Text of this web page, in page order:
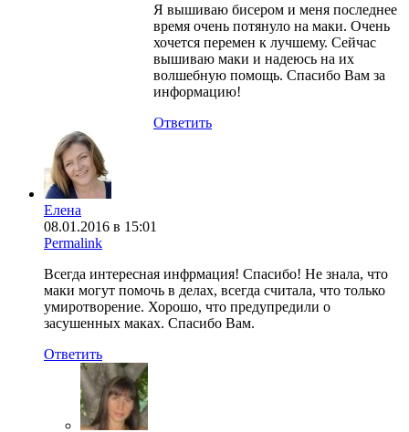
Я вышиваю бисером и меня последнее
время очень потянуло на маки. Очень
хочется перемен к лучшему. Сейчас
вышиваю маки и надеюсь на их
волшебную помощь. Спасибо Вам за
информацию!
Ответить
Елена
08.01.2016 в 15:01
Permalink
Всегда интересная инфрмация! Спасибо! Не знала, что
маки могут помочь в делах, всегда считала, что только
умиротворение. Хорошо, что предупредили о
засушенных маках. Спасибо Вам.
Ответить